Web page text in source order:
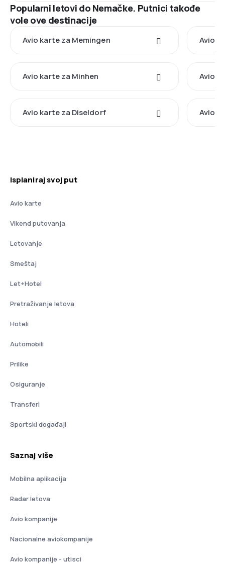
Popularni letovi do Nemačke. Putnici takođe
vole ove destinacije
Avio karte za Memingen Avio
Avio karte za Minhen Avio
Avio karte za Diseldorf Avio
Isplaniraj svoj put
Avio karte
Vikend putovanja
Letovanje
Smeštaj
Let+Hotel
Pretraživanje letova
Hoteli
Automobili
Prilike
Osiguranje
Transferi
Sportski događaji
Saznaj više
Mobilna aplikacija
Radar letova
Avio kompanije
Nacionalne aviokompanije
Avio kompanije - utisci